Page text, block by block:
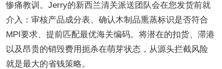
惨痛教训。Jerry的新西兰清关派送团队会在您发货前就
介入：审核产品成分表、确认木制品熏蒸标识是否符合
MPI要求、提前匹配最优海关编码。将潜在的扣货、滞港
以及昂贵的销毁费用扼杀在萌芽状态，从源头拦截风险
就是最大的省钱策略。